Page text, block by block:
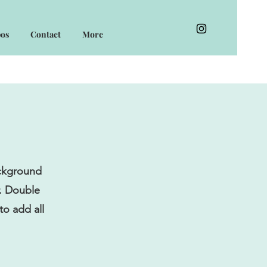
Contact More
Double
add all